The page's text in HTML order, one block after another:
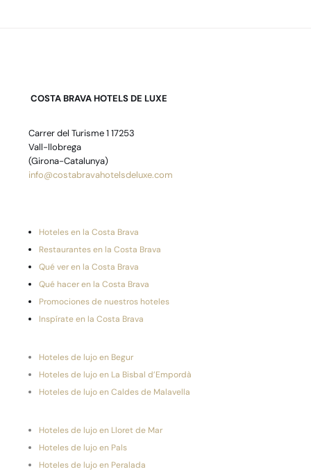
COSTA BRAVA HOTELS DE LUXE
Carrer del Turisme 1 17253
Vall-llobrega
(Girona-Catalunya)
info@costabravahotelsdeluxe.com
Hoteles en la Costa Brava
Restaurantes en la Costa Brava
Qué ver en la Costa Brava
Qué hacer en la Costa Brava
Promociones de nuestros hoteles
Inspírate en la Costa Brava
Hoteles de lujo en Begur
Hoteles de lujo en La Bisbal d’Empordà
Hoteles de lujo en Caldes de Malavella
Hoteles de lujo en Lloret de Mar
Hoteles de lujo en Pals
Hoteles de lujo en Peralada